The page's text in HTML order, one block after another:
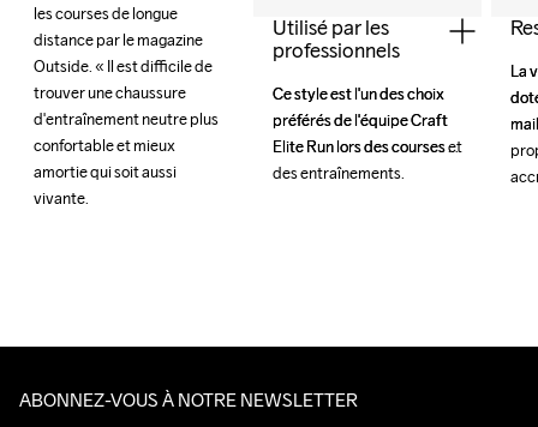
les courses de longue
distance par le magazine
Outside. « Il est difficile de
trouver une chaussure
d'entraînement neutre plus
confortable et mieux
amortie qui soit aussi
vivante.
les courses de longue
distance par le magazine
Outside. « Il est difficile de
trouver une chaussure
d'entraînement neutre plus
confortable et mieux
amortie qui soit aussi
vivante.
Utilisé par les
professionnels
Ce style est l'un des choix
préférés de l'équipe Craft
Elite Run lors des courses et
des entraînements.
Ce style est l'un des choix
préférés de l'équipe Craft
Elite Run lors des courses et
des entraînements.
La
La
ABONNEZ-VOUS À NOTRE NEWSLETTER